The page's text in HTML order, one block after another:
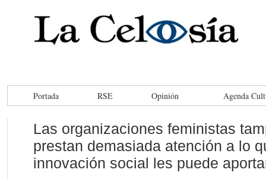
Portada RSE Opinión Agenda
Las organizaciones feministas
prestan demasiada atención a lo
innovación social les puede